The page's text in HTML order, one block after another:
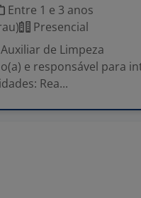
Entre 1 e 3 anos
Presencial
de Limpeza
e responsável para
Rea...